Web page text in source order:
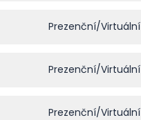
Prezenční/Virtuální
Prezenční/Virtuální
Prezenční/Virtuální